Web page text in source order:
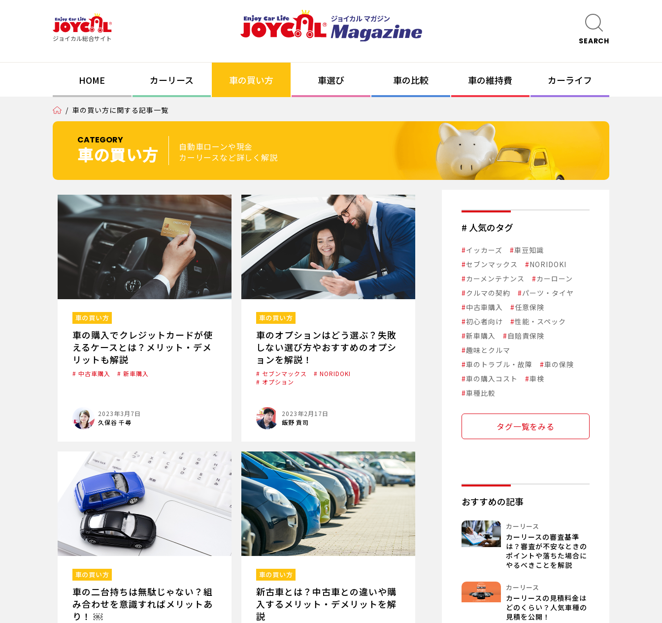
ジョイカル総合サイト SEARCH
HOME カーリース 車の買い方 車選び 車の比較 車の維持費 カーライフ
/ 車の買い方に関する記事一覧
CATEGORY
車の買い方
自動車ローンや現金
カーリースなど詳しく解説
車の買い方
車の購入でクレジットカードが使
えるケースとは？メリット・デメ
リットも解説
# 中古車購入 # 新車購入
久保谷 千尋
2023年3月7日
車の買い方
車のオプションはどう選ぶ？失敗
しない選び方やおすすめのオプシ
ョンを解説！
# セブンマックス
# NORIDOKI
# オプション
飯野 貢司
2023年2月17日
車の買い方
車の二台持ちは無駄じゃない？組
み合わせを意識すればメリットあ
り！ ￼
車の買い方
新古車とは？中古車との違いや購
入するメリット・デメリットを解
説
# 人気のタグ
#イッカーズ #車豆知識
#セブンマックス #NORIDOKI
#カーメンテナンス #カーローン
#クルマの契約 #パーツ・タイヤ
#中古車購入 #任意保険
#初心者向け #性能・スペック
#新車購入 #自賠責保険
#趣味とクルマ
#車のトラブル・故障 #車の保険
#車の購入コスト #車検
#車種比較
タグ一覧をみる
おすすめの記事
カーリース
カーリースの審査基準
は？審査が不安なときの
ポイントや落ちた場合に
やるべきことを解説
カーリース
カーリースの見積料金は
どのくらい？人気車種の
見積を公開！